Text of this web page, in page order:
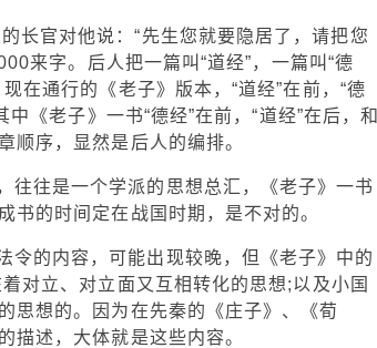
长官对他说：“先生您就要隐居了，请把您
来字。后人把一篇叫“道经”，一篇叫“德
在通行的《老子》版本，“道经”在前，“德
《老子》一书“德经”在前，“道经”在后，和
顺序，显然是后人的编排。
往往是一个学派的思想总汇，《老子》一书
书的时间定在战国时期，是不对的。
令的内容，可能出现较晚，但《老子》中的
对立、对立面又互相转化的思想;以及小国
思想的。因为在先秦的《庄子》、《荀
描述，大体就是这些内容。